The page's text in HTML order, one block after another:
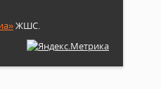
ЖШС.